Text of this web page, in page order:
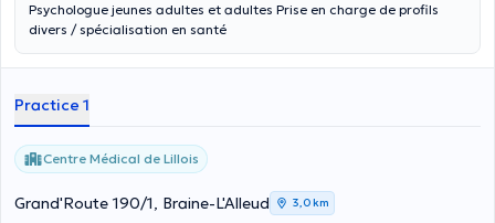
Psychologue jeunes adultes et adultes Prise en charge de profils
divers / spécialisation en santé
Practice 1
Centre Médical de Lillois
Grand'Route 190/1, Braine-L'Alleud 3,0 km